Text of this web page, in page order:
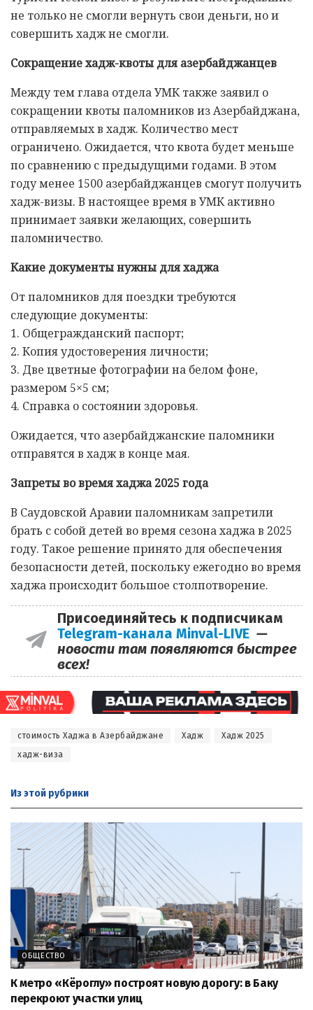
не только не смогли вернуть свои деньги, но и
совершить хадж не смогли.
Сокращение хадж-квоты для азербайджанцев
Между тем глава отдела УМК также заявил о
сокращении квоты паломников из Азербайджана,
отправляемых в хадж. Количество мест
ограничено. Ожидается, что квота будет меньше
по сравнению с предыдущими годами. В этом
году менее 1500 азербайджанцев смогут получить
хадж-визы. В настоящее время в УМК активно
принимает заявки желающих, совершить
паломничество.
Какие документы нужны для хаджа
От паломников для поездки требуются
следующие документы:
1. Общегражданский паспорт;
2. Копия удостоверения личности;
3. Две цветные фотографии на белом фоне,
размером 5×5 см;
4. Справка о состоянии здоровья.
Ожидается, что азербайджанские паломники
отправятся в хадж в конце мая.
Запреты во время хаджа 2025 года
В Саудовской Аравии паломникам запретили
брать с собой детей во время сезона хаджа в 2025
году. Такое решение принято для обеспечения
безопасности детей, поскольку ежегодно во время
хаджа происходит большое столпотворение.
Присоединяйтесь к подписчикам
Telegram-канала Minval-LIVE —
новости там появляются быстрее
всех!
стоимость Хаджа в Азербайджане Хадж
Хадж 2025
хадж-виза
Из этой рубрики
ОБЩЕСТВО
К метро «Кёроглу» построят новую дорогу: в Баку
перекроют участки улиц